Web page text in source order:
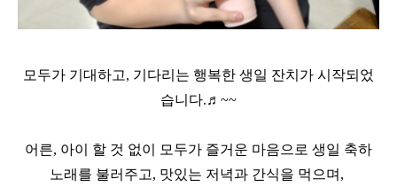
모두가 기대하고, 기다리는 행복한 생일 잔치가 시작되었
습니다.♬ ~~
어른, 아이 할 것 없이 모두가 즐거운 마음으로 생일 축하
노래를 불러주고, 맛있는 저녁과 간식을 먹으며 ,